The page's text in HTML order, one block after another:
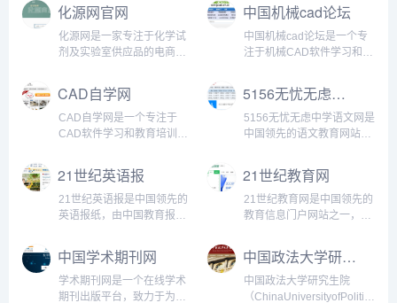
化源网官网
化源网是一家专注于化学试
剂及实验室供应品的电商平
试剂CAS号查询、仪器设
备、实验耗材、生物试剂、
实验室设备等方面的全方位
服务。...
中国机械cad论坛
中国机械cad论坛是一个专
注于机械CAD软件学习和技
成立于2005年，是国内最早
的机械CAD软件社区之一。
目前，该论坛已经成长为国
内最大的机械CAD软件技术
CAD自学网
CAD自学网是一个专注于
CAD软件学习和教育培训的
于2003年，十多年来一直致
力于为广大学生、工程师、
设计师等提供CAD软件的自
学和培训服务，已...
5156无忧无虑中学语文网
5156无忧无虑中学语文网是
中国领先的语文教育网站之
高中学语文学科教育的实效
性和教育质量。它提供了丰
富的语文学习资源，包括高
质量的语文课件、试卷和资
21世纪英语报
21世纪英语报是中国领先的
英语报纸，由中国教育报社
创办，于1993年首次发行。
它以其独特的教学理念和活
泼有趣的内容受到广大学
生、教师、家长等英...
21世纪教育网
21世纪教育网是中国领先的
教育信息门户网站之一，致
生和家长提供优质的教育资
源和服务，旨在促进中国教
育改革和发展。网站提供了
包括基础教育、高等教育、
中国学术期刊网
学术期刊网是一个在线学术
期刊出版平台，致力于为学
中国政法大学研究生招生网
中国政法大学研究生院
（